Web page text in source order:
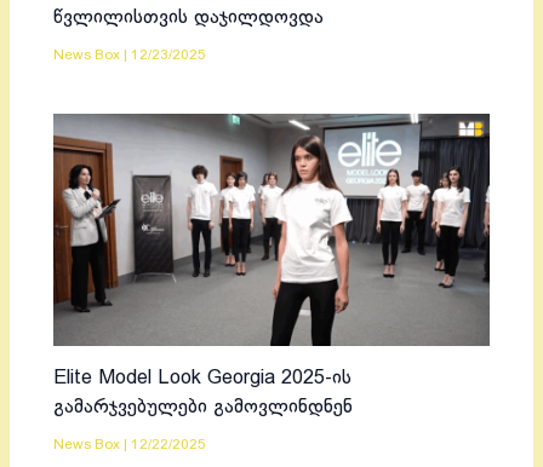
წვლილისთვის დაჯილდოვდა
News Box |12/23/2025
Elite Model Look Georgia 2025-ის
გამარჯვებულები გამოვლინდნენ
News Box |12/22/2025